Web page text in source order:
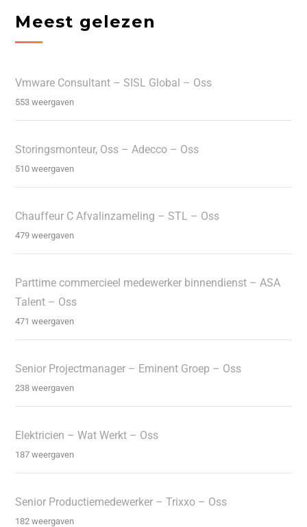
Meest gelezen
Vmware Consultant – SISL Global – Oss
553 weergaven
Storingsmonteur, Oss – Adecco – Oss
510 weergaven
Chauffeur C Afvalinzameling – STL – Oss
479 weergaven
Parttime commercieel medewerker binnendienst – ASA
Talent – Oss
471 weergaven
Senior Projectmanager – Eminent Groep – Oss
238 weergaven
Elektricien – Wat Werkt – Oss
187 weergaven
Senior Productiemedewerker – Trixxo – Oss
182 weergaven